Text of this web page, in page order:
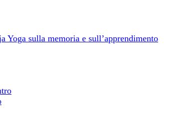
Yoga sulla memoria e sull’apprendimento